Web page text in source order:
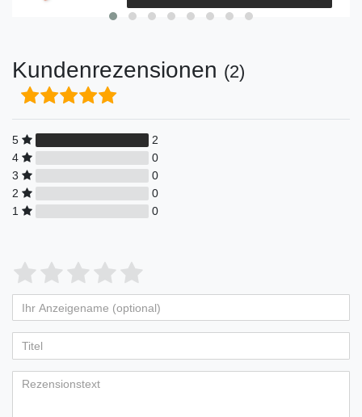
Kundenrezensionen (2)
5
2
4
0
3
0
2
0
1
0
Bewertungssterne
von
5
Bewertungssternen
4
von
5
Bewertungssternen
3
von
5
Bewertungssternen
2
von
5
Bewertungssternen
1
von
5
Bewertungssternen
Anzeigename
(optional)